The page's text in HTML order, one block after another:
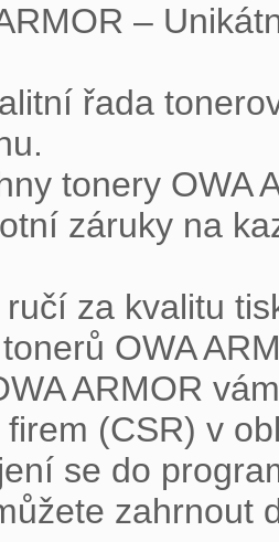
–
záruky na
(CSR) v
zahrnout